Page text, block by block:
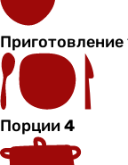
Приготовление
Порции4